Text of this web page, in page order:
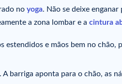
no yoga. Não se deixe
a zona lombar e a cintura
estendidos e mãos bem no chão,
barriga aponta para o chão, as